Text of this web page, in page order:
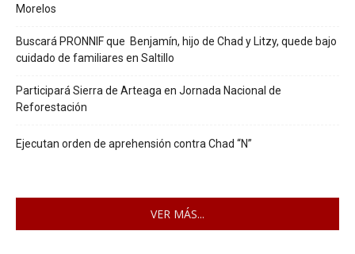
Morelos
Buscará PRONNIF que Benjamín, hijo de Chad y Litzy, quede bajo
cuidado de familiares en Saltillo
Participará Sierra de Arteaga en Jornada Nacional de
Reforestación
Ejecutan orden de aprehensión contra Chad “N”
VER MÁS...